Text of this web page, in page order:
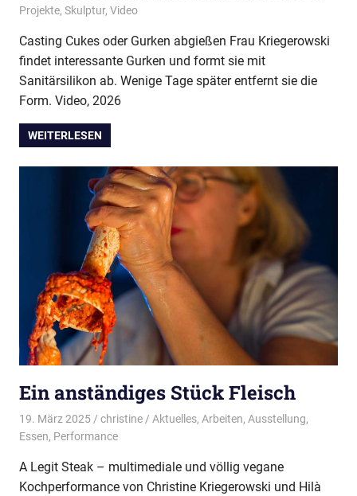
Projekte, Skulptur, Video
Casting Cukes oder Gurken abgießen Frau Kriegerowski
findet interessante Gurken und formt sie mit
Sanitärsilikon ab. Wenige Tage später entfernt sie die
Form. Video, 2026
WEITERLESEN
Ein anständiges Stück Fleisch
19. März 2025 christine Aktuelles, Arbeiten, Ausstellung,
Essen, Performance
A Legit Steak – multimediale und völlig vegane
Kochperformance von Christine Kriegerowski und Hilà